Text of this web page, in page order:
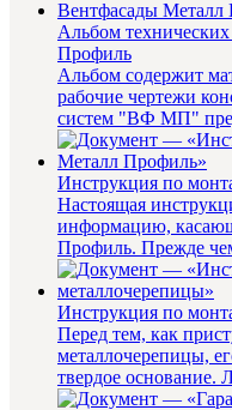
Альбом
Профиль
Альбом содержит
рабочие чертежи
систем "ВФ МП"
фасадов зданий и
Инструкция по
Настоящая
информацию,
Профиль. Прежде
внимательно
Инструкция по
Перед тем, как
металлочерепицы,
твердое основание.
подрезаются по